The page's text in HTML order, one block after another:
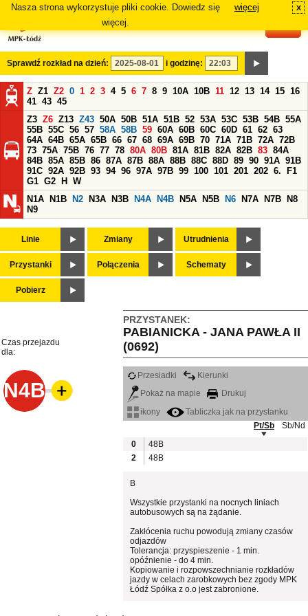
Nasza strona wykorzystuje pliki cookie. Dowiedz się
więcej.
więcej x
Sprawdź rozkład na dzień: i godzinę:
Z Z1 Z2 0 1 2 3 4 5 6 7 8 9 10A 10B 11 12 13 14 15 16
41 43 45
Z3 Z6 Z13 Z43 50A 50B 51A 51B 52 53A 53C 53B 54B 55A
55B 55C 56 57 58A 58B 59 60A 60B 60C 60D 61 62 63
64A 64B 65A 65B 66 67 68 69A 69B 70 71A 71B 72A 72B
73 75A 75B 76 77 78 80A 80B 81A 81B 82A 82B 83 84A
84B 85A 85B 86 87A 87B 88A 88B 88C 88D 89 90 91A 91B
91C 92A 92B 93 94 96 97A 97B 99 100 101 201 202 6.
F1
G1 G2 H
W
N1A
N1B N2 N3A N3B N4A N4B N5A N5B N6 N7A N7B
N8
N9
Linie Zmiany Utrudnienia
Przystanki Połączenia Schematy
Pobierz
PRZYSTANEK:
PABIANICKA - JANA PAWŁA II
(0692)
Czas przejazdu
dla:
N4B
Przesiadki
Kierunki
Pokaż na mapie
Drukuj
ikony
Tabliczka jak na przystanku
Pt/Sb
Sb/Nd
0
48B
2
48B
B
Wszystkie przystanki na nocnych liniach
autobusowych są na żądanie.
Zakłócenia ruchu powodują zmiany czasów
odjazdów
Tolerancja: przyspieszenie - 1 min.
opóźnienie - do 4 min.
Kopiowanie i rozpowszechnianie rozkładów
jazdy w celach zarobkowych bez zgody MPK
Łódź Spółka z o.o jest zabronione.